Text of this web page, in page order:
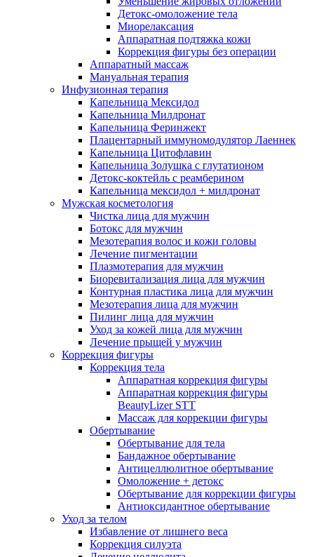
Детокс-омоложение тела
Миорелаксация
Аппаратная подтяжка кожи
Коррекция фигуры без операции
Аппаратный массаж
Мануальная терапия
Инфузионная терапия
Капельница Мексидол
Капельница Милдронат
Капельница Феринжект
Плацентарный иммуномодулятор Лаеннек
Капельница Цитофлавин
Капельница Золушка с глутатионом
Детокс-коктейль с реамберином
Капельница мексидол + милдронат
Мужская косметология
Чистка лица для мужчин
Ботокс для мужчин
Мезотерапия волос и кожи головы
Лечение пигментации
Плазмотерапия для мужчин
Биоревитализация лица для мужчин
Контурная пластика лица для мужчин
Мезотерапия лица для мужчин
Пилинг лица для мужчин
Уход за кожей лица для мужчин
Лечение прыщей у мужчин
Коррекция фигуры
Коррекция тела
Аппаратная коррекция фигуры
Аппаратная коррекция фигуры
BeautyLizer STT
Массаж для коррекции фигуры
Обертывание
Обертывание для тела
Бандажное обертывание
Антицеллюлитное обертывание
Омоложение + детокс
Обертывание для коррекции фигуры
Антиоксидантное обертывание
Уход за телом
Избавление от лишнего веса
Коррекция силуэта